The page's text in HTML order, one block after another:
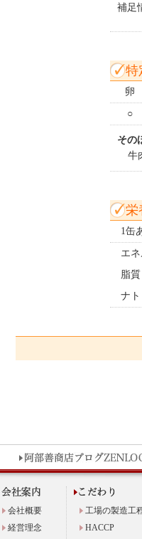
補足
特
卵
○
その
牛
栄
1缶
エ
脂質
ナ
会社概要
経営理念
工場の製造工
HACCP